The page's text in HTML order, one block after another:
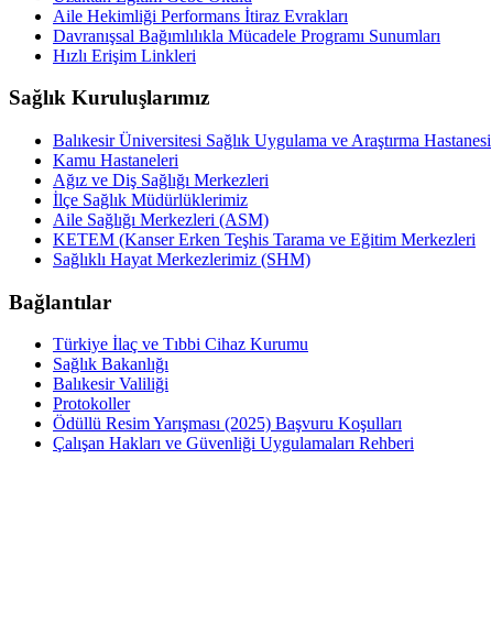
Aile Hekimliği Performans İtiraz Evrakları
Davranışsal Bağımlılıkla Mücadele Programı Sunumları
Hızlı Erişim Linkleri
Sağlık Kuruluşlarımız
Balıkesir Üniversitesi Sağlık Uygulama ve Araştırma Hastanesi
Kamu Hastaneleri
Ağız ve Diş Sağlığı Merkezleri
İlçe Sağlık Müdürlüklerimiz
Aile Sağlığı Merkezleri (ASM)
KETEM (Kanser Erken Teşhis Tarama ve Eğitim Merkezleri
Sağlıklı Hayat Merkezlerimiz (SHM)
Bağlantılar
Türkiye İlaç ve Tıbbi Cihaz Kurumu
Sağlık Bakanlığı
Balıkesir Valiliği
Protokoller
Ödüllü Resim Yarışması (2025) Başvuru Koşulları
Çalışan Hakları ve Güvenliği Uygulamaları Rehberi